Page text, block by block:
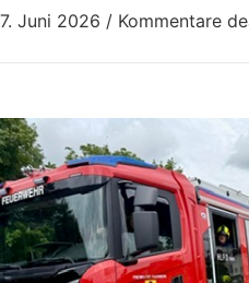
7. Juni 2026 / Kommentare